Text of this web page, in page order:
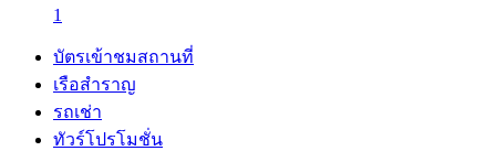
1
บัตรเข้าชมสถานที่
เรือสำราญ
รถเช่า
ทัวร์โปรโมชั่น